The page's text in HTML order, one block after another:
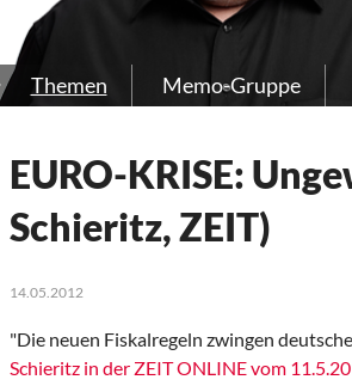
Themen Memo-Gruppe
EURO-KRISE:
Schieritz, ZEIT)
14.05.2012
"Die neuen Fiskalregeln zwingen
Schieritz in der ZEIT ONLINE vom